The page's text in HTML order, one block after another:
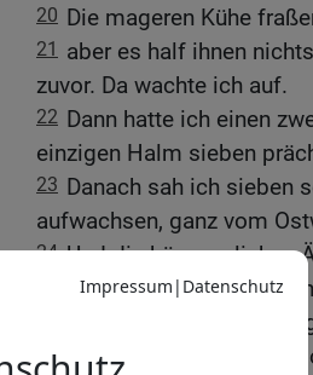
20 Die mageren Kühe
21
aber es half ihnen
zuvor. Da wachte ich auf.
22 Dann hatte ich einen
einzigen Halm sieben
23 Danach sah ich sieben
aufwachsen, ganz vom
24 Und die kümmerlichen
Ich habe es schon den
»aber keiner konnte mir
25 Da antwortete Josef: